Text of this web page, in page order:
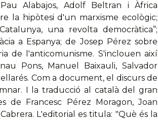
Alabajos, Adolf Beltran i Àfrica
la hipòtesi d'un marxisme ecològic;
una revolta democràtica”;
a Espanya; de Josep Pérez sobre
de l'anticomunisme. S'inclouen així
Pons, Manuel Baixauli, Salvador
Com a document, el discurs de
I la traducció al català del gran
de Francesc Pérez Moragon, Joan
L'editorial es titula: "Què és la